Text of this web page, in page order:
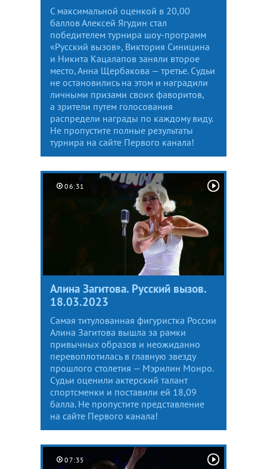
С максимальной оценкой в 20,00
баллов Алексей Ягудин стал
победителем турнира шоу-программ
«Русский вызов», Виктория Синицина
и Никита Кацалапов заняли второе
место, Анна Щербакова — третье. Судьи
не остановились на этом и наградили
личными призами своих фаворитов,
а зрители путем голосования
распредели награды по каждому виду.
Не пропустите полные результаты
турнира на сайте Первого канала!
06:31
Алина Загитова. Русский вызов.
18.03.2023
Самая титулованная фигуристка России
Алина Загитова вышла за рамки
привычных образов и неожиданно
перевоплотилась в главную звезду
прошлого столетия — Мэрилин Монро.
Судьи оценили актерский талант
спортсменки и поставили ей 18,09
балла. Не пропустите представление
на сайте Первого канала!
07:35